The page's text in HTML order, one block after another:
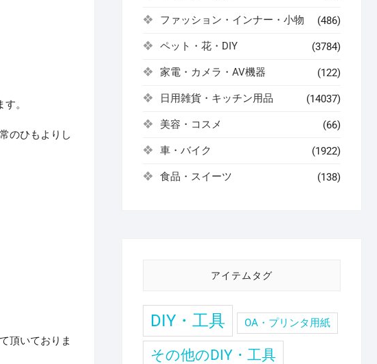
。
のひもよりし
頂いておりま
ファッション・インナー・小物 (486)
ペット・花・DIY (3784)
家電・カメラ・AV機器 (122)
日用雑貨・キッチン用品 (14037)
美容・コスメ (66)
車・バイク (1922)
食品・スイーツ (138)
アイテムタグ
DIY・工具 OA・プリンタ用紙
その他のDIY・工具